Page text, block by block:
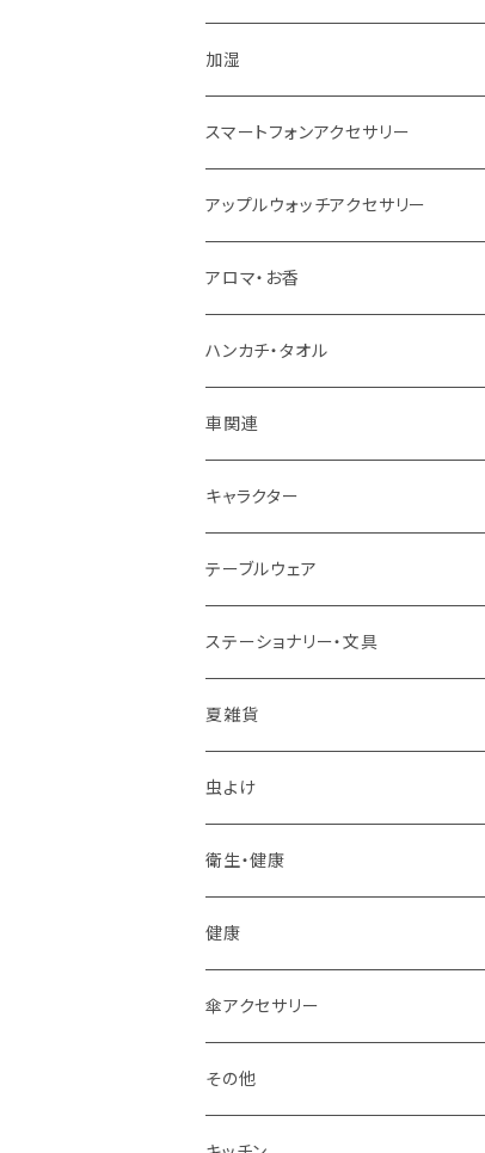
加湿
スマートフォンアクセサリー
アップルウォッチアクセサリー
アロマ・お香
ハンカチ・タオル
車関連
キャラクター
テーブルウェア
マグカップ
スプーン
箸置き
その他
フォーク
ティーポット
皿
ステーショナリー・文具
夏雑貨
虫よけ
衛生・健康
健康
傘アクセサリー
その他